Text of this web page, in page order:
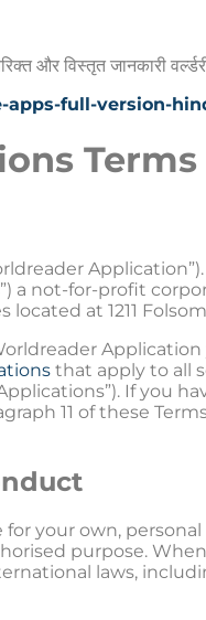
और विस्तृत जानकारी
apps-full-version-
a not-for-profit
at 1211
that apply to all
If you
11 of these
your own,
purpose.
laws,